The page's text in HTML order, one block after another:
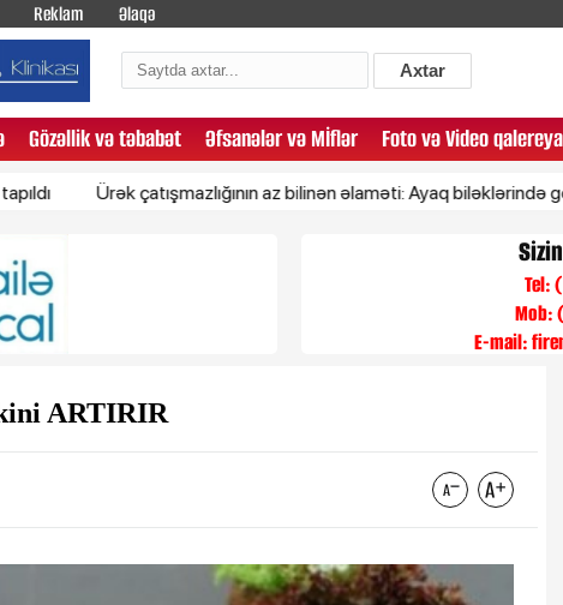
Reklam Əlaqə
Axtar
Gözəllik və təbabət Əfsanələr və Mİflər Foto və Video qalereya
Ürək çatışmazlığının az bilinən əlaməti: Ayaq biləklərində görünür
Tel:
Mob:
E-mail:
ARTIRIR